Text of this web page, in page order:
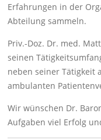
Erfahrungen in der
Abteilung sammeln.
Priv.-Doz. Dr. med.
seinen
neben seiner Tätigkeit
ambulanten
Wir wünschen Dr.
Aufgaben viel Erfolg